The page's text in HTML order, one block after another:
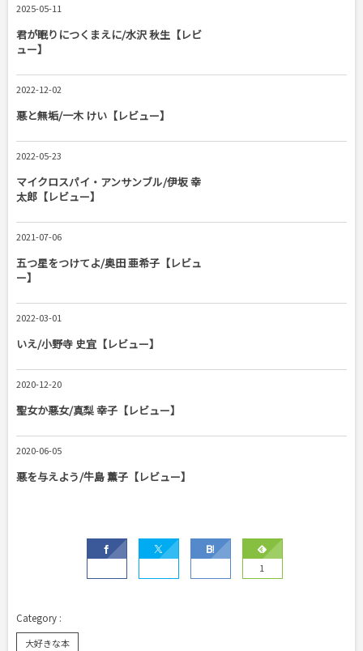
2025-05-11
君が眠りにつくまえに/水沢 秋生【レビ
ュー】
2022-12-02
悪と無垢/一木 けい【レビュー】
2022-05-23
マイクロスパイ・アンサンブル/伊坂 幸
太郎【レビュー】
2021-07-06
五つ星をつけてよ/奥田 亜希子【レビュ
ー】
2022-03-01
いえ/小野寺 史宜【レビュー】
2020-12-20
聖女か悪女/真梨 幸子【レビュー】
2020-06-05
悪を与えよう/牛島 薫子【レビュー】
1
大好きな本